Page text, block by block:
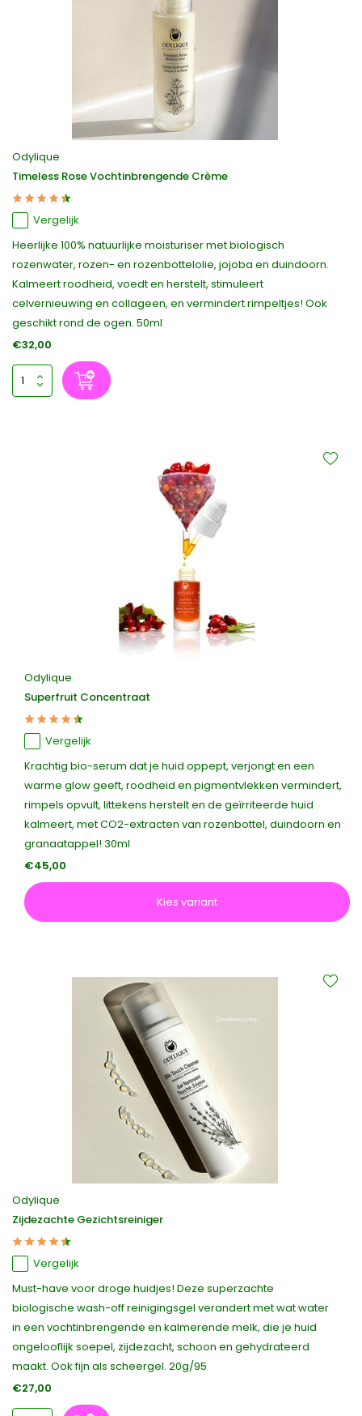
Odylique
Timeless Rose Vochtinbrengende Crème
Vergelijk
Heerlijke 100% natuurlijke moisturiser met biologisch
rozenwater, rozen- en rozenbottelolie, jojoba en duindoorn.
Kalmeert roodheid, voedt en herstelt, stimuleert
celvernieuwing en collageen, en vermindert rimpeltjes! Ook
geschikt rond de ogen. 50ml
€32,00
Odylique
Superfruit Concentraat
Vergelijk
Krachtig bio-serum dat je huid oppept, verjongt en een
warme glow geeft, roodheid en pigmentvlekken vermindert,
rimpels opvult, littekens herstelt en de geïrriteerde huid
kalmeert, met CO2-extracten van rozenbottel, duindoorn en
granaatappel! 30ml
€45,00
Kies variant
Odylique
Zijdezachte Gezichtsreiniger
Vergelijk
Must-have voor droge huidjes! Deze superzachte
biologische wash-off reinigingsgel verandert met wat water
in een vochtinbrengende en kalmerende melk, die je huid
ongelooflijk soepel, zijdezacht, schoon en gehydrateerd
maakt. Ook fijn als scheergel. 20g/95
€27,00